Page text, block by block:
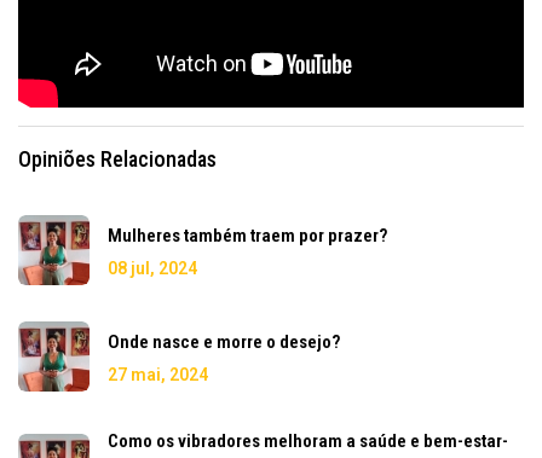
Opiniões Relacionadas
Mulheres também traem por prazer?
08 jul, 2024
Onde nasce e morre o desejo?
27 mai, 2024
Como os vibradores melhoram a saúde e bem-estar-